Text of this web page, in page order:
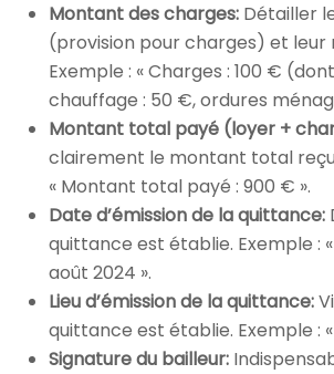
Montant des charges: Détailler
(provision pour charges) et
Exemple : « Charges : 100 €
chauffage : 50 €, ordures
Montant total payé (loyer +
clairement le montant total
« Montant total payé : 900 € ».
Date d’émission de la quittance:
quittance est établie. Exemple : «
août 2024 ».
Lieu d’émission de la quittance:
quittance est établie. Exemple : «
Signature du bailleur: